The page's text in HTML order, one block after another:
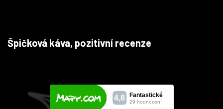
Špičková káva, pozitivní recenze